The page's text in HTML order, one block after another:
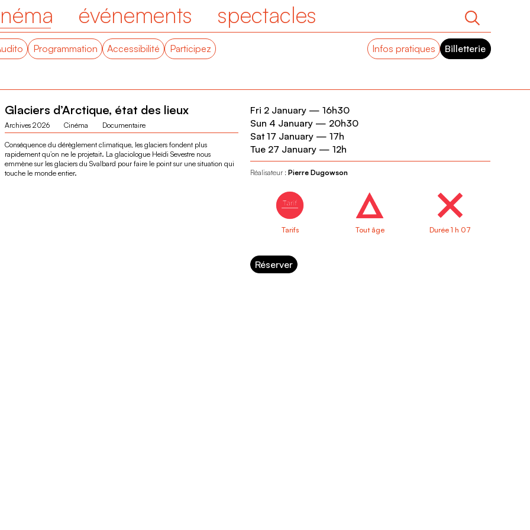
événements spectacles
Programmation Accessibilité Participez Infos pratiques Billetterie
Glaciers d’Arctique, état des lieux
Archives 2026 Cinéma Documentaire
Conséquence du dérèglement climatique, les glaciers fondent plus
rapidement qu’on ne le projetait. La glaciologue Heïdi Sevestre nous
emmène sur les glaciers du Svalbard pour faire le point sur une situation qui
touche le monde entier.
Fri 2 January— 16h30
Sun 4 January— 20h30
Sat 17 January— 17h
Tue 27 January— 12h
Réalisateur : Pierre Dugowson
Tarifs Tout âge Durée 1 h 07
Réserver